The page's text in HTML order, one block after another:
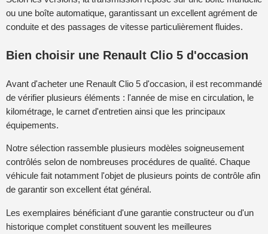
ou une boîte automatique, garantissant un excellent agrément de
conduite et des passages de vitesse particulièrement fluides.
Bien choisir une Renault Clio 5 d'occasion
Avant d'acheter une Renault Clio 5 d'occasion, il est recommandé
de vérifier plusieurs éléments : l'année de mise en circulation, le
kilométrage, le carnet d'entretien ainsi que les principaux
équipements.
Notre sélection rassemble plusieurs modèles soigneusement
contrôlés selon de nombreuses procédures de qualité. Chaque
véhicule fait notamment l'objet de plusieurs points de contrôle afin
de garantir son excellent état général.
Les exemplaires bénéficiant d'une garantie constructeur ou d'un
historique complet constituent souvent les meilleures